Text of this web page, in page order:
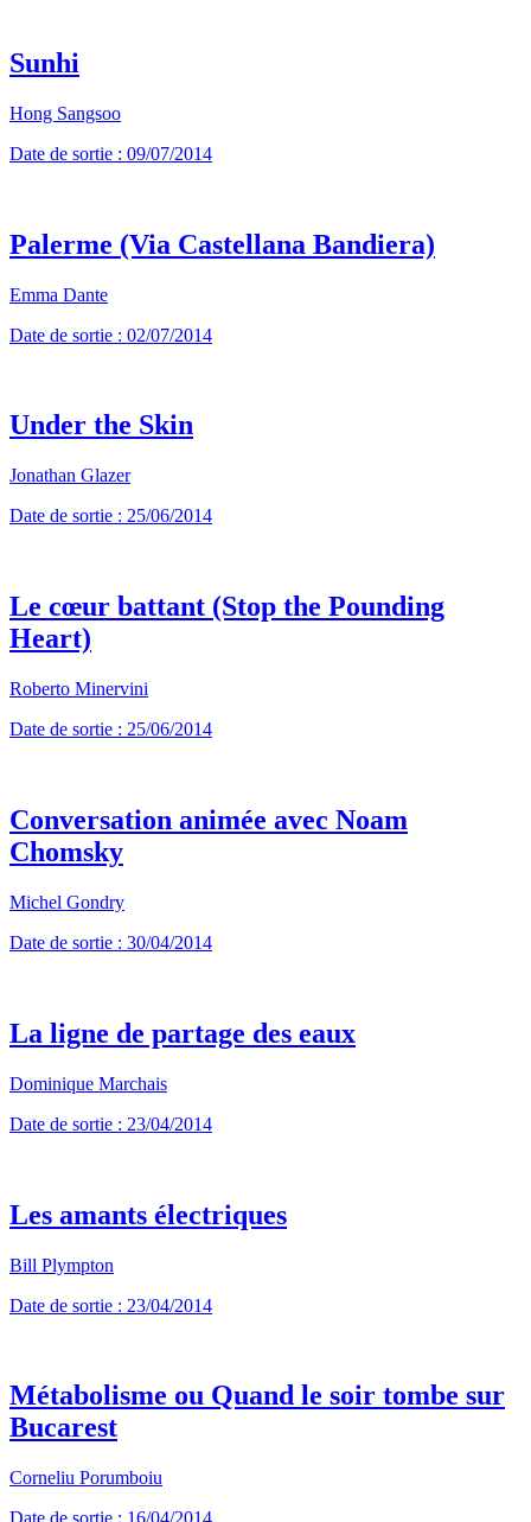
Sunhi
Hong Sangsoo
Date de sortie : 09/07/2014
Palerme (Via Castellana Bandiera)
Emma Dante
Date de sortie : 02/07/2014
Under the Skin
Jonathan Glazer
Date de sortie : 25/06/2014
Le cœur battant (Stop the Pounding
Heart)
Roberto Minervini
Date de sortie : 25/06/2014
Conversation animée avec Noam
Chomsky
Michel Gondry
Date de sortie : 30/04/2014
La ligne de partage des eaux
Dominique Marchais
Date de sortie : 23/04/2014
Les amants électriques
Bill Plympton
Date de sortie : 23/04/2014
Métabolisme ou Quand le soir tombe sur
Bucarest
Corneliu Porumboiu